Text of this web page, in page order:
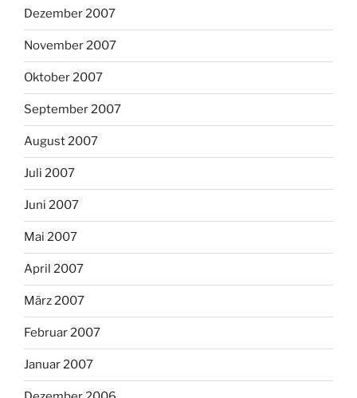
Dezember 2007
November 2007
Oktober 2007
September 2007
August 2007
Juli 2007
Juni 2007
Mai 2007
April 2007
März 2007
Februar 2007
Januar 2007